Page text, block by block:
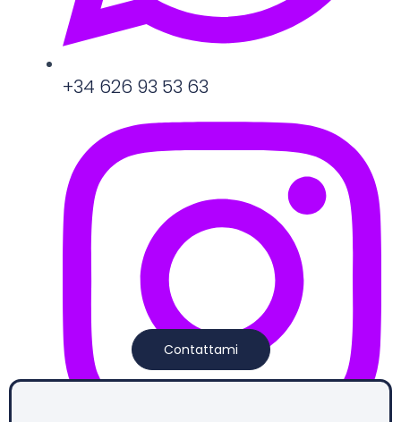
+34 626 93 53 63
Contattami